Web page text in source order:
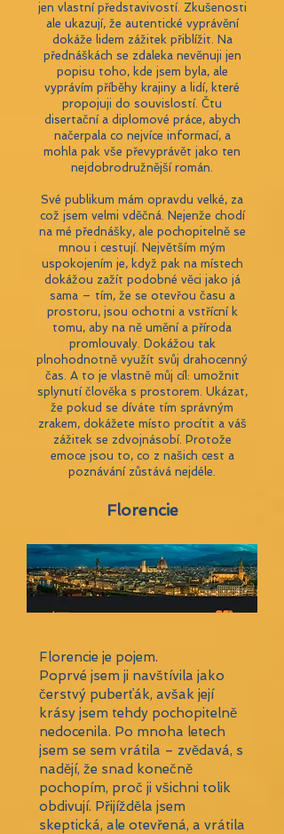
jen vlastní představivostí. Zkušenosti
ale ukazují, že autentické vyprávění
dokáže lidem zážitek přiblížit. Na
přednáškách se zdaleka nevěnuji jen
popisu toho, kde jsem byla, ale
vyprávím příběhy krajiny a lidí, které
propojuji do souvislostí. Čtu
disertační a diplomové práce, abych
načerpala co nejvíce informací, a
mohla pak vše převyprávět jako ten
nejdobrodružnější román.
Své publikum mám opravdu velké, za
což jsem velmi vděčná. Nejenže chodí
na mé přednášky, ale pochopitelně se
mnou i cestují. Největším mým
uspokojením je, když pak na místech
dokážou zažít podobné věci jako já
sama – tím, že se otevřou času a
prostoru, jsou ochotni a vstřícní k
tomu, aby na ně umění a příroda
promlouvaly. Dokážou tak
plnohodnotně využít svůj drahocenný
čas. A to je vlastně můj cíl: umožnit
splynutí člověka s prostorem. Ukázat,
že pokud se díváte tím správným
zrakem, dokážete místo procítit a váš
zážitek se zdvojnásobí. Protože
emoce jsou to, co z našich cest a
poznávání zůstává nejdéle.
Florencie
Florencie je pojem.
Poprvé jsem ji navštívila jako
čerstvý puberťák, avšak její
krásy jsem tehdy pochopitelně
nedocenila. Po mnoha letech
jsem se sem vrátila – zvědavá, s
nadějí, že snad konečně
pochopím, proč ji všichni tolik
obdivují. Přijížděla jsem
skeptická, ale otevřená, a vrátila